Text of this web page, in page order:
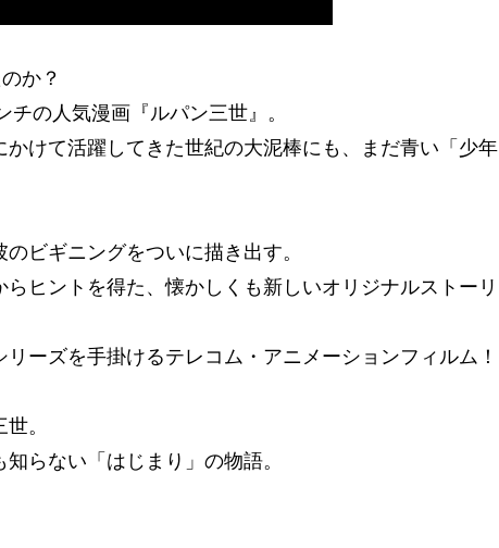
か？
の人気漫画『ルパン三世』。
けて活躍してきた世紀の大泥棒にも、まだ青い「少年
ビギニングをついに描き出す。
ヒントを得た、懐かしくも新しいオリジナルストーリ
ーズを手掛けるテレコム・アニメーションフィルム！
。
らない「はじまり」の物語。